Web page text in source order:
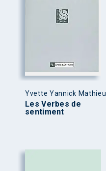
Yvette Yannick Mathieu
Les Verbes de
sentiment